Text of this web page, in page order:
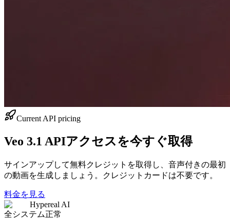
Current API pricing
Veo 3.1 APIアクセスを今すぐ取得
サインアップして無料クレジットを取得し、音声付きの最初
の動画を生成しましょう。クレジットカードは不要です。
料金を見る
Hypereal AI
全システム正常